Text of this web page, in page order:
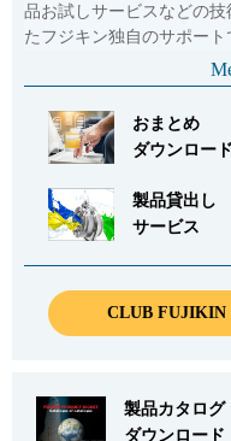
品お試しサービスなどの
たフジキン独自のサポート
おまとめ
ダウンロード
製品貸出し
サービス
CLUB FUJIKIN
製品カタログ
ダウンロード